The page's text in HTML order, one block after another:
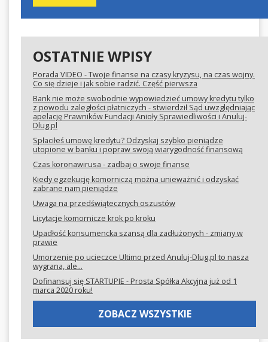
OSTATNIE WPISY
Porada VIDEO - Twoje finanse na czasy kryzysu, na czas wojny.
Co się dzieje i jak sobie radzić. Część pierwsza
Bank nie może swobodnie wypowiedzieć umowy kredytu tylko
z powodu zaległości płatniczych - stwierdził Sąd uwzględniając
apelację Prawników Fundacji Anioły Sprawiedliwości i Anuluj-
Dlug.pl
Spłaciłeś umowę kredytu? Odzyskaj szybko pieniądze
utopione w banku i popraw swoją wiarygodność finansową
Czas koronawirusa - zadbaj o swoje finanse
Kiedy egzekucję komorniczą można unieważnić i odzyskać
zabrane nam pieniądze
Uwaga na przedświątecznych oszustów
Licytacje komornicze krok po kroku
Upadłość konsumencka szansą dla zadłużonych - zmiany w
prawie
Umorzenie po ucieczce Ultimo przed Anuluj-Dlug.pl to nasza
wygrana, ale...
Dofinansuj się STARTUPIE - Prosta Spółka Akcyjna już od 1
marca 2020 roku!
ZOBACZ WSZYSTKIE